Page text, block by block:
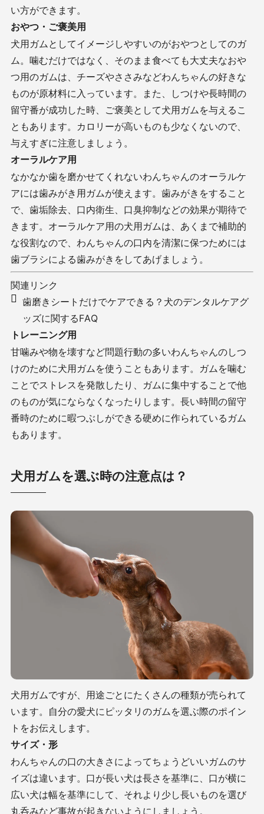
い方ができます。
おやつ・ご褒美用
犬用ガムとしてイメージしやすいのがおやつとしてのガ
ム。噛むだけではなく、そのまま食べても大丈夫なおや
つ用のガムは、チーズやささみなどわんちゃんの好きな
ものが原材料に入っています。また、しつけや長時間の
留守番が成功した時、ご褒美として犬用ガムを与えるこ
ともあります。カロリーが高いものも少なくないので、
与えすぎに注意しましょう。
オーラルケア用
なかなか歯を磨かせてくれないわんちゃんのオーラルケ
アには歯みがき用ガムが使えます。歯みがきをすること
で、歯垢除去、口内衛生、口臭抑制などの効果が期待で
きます。オーラルケア用の犬用ガムは、あくまで補助的
な役割なので、わんちゃんの口内を清潔に保つためには
歯ブラシによる歯みがきをしてあげましょう。
関連リンク
歯磨きシートだけでケアできる？犬のデンタルケアグ
ッズに関するFAQ
トレーニング用
甘噛みや物を壊すなど問題行動の多いわんちゃんのしつ
けのために犬用ガムを使うこともあります。ガムを噛む
ことでストレスを発散したり、ガムに集中することで他
のものが気にならなくなったりします。長い時間の留守
番時のために暇つぶしができる硬めに作られているガム
もあります。
犬用ガムを選ぶ時の注意点は？
犬用ガムですが、用途ごとにたくさんの種類が売られて
います。自分の愛犬にピッタリのガムを選ぶ際のポイン
トをお伝えします。
サイズ・形
わんちゃんの口の大きさによってちょうどいいガムのサ
イズは違います。口が長い犬は長さを基準に、口が横に
広い犬は幅を基準にして、それより少し長いものを選び
丸呑みなど事故が起きないようにしましょう。